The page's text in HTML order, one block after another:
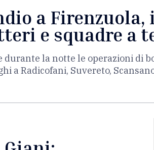
a Firenzuola,
e squadre a
durante la notte le operazioni di
a Radicofani, Suvereto,